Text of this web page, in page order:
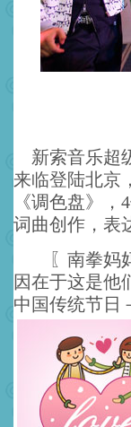
新索音乐超
来临登陆北京
《调色盘》
词曲创作，表
〖南拳妈妈
因在于这是他
中国传统节日